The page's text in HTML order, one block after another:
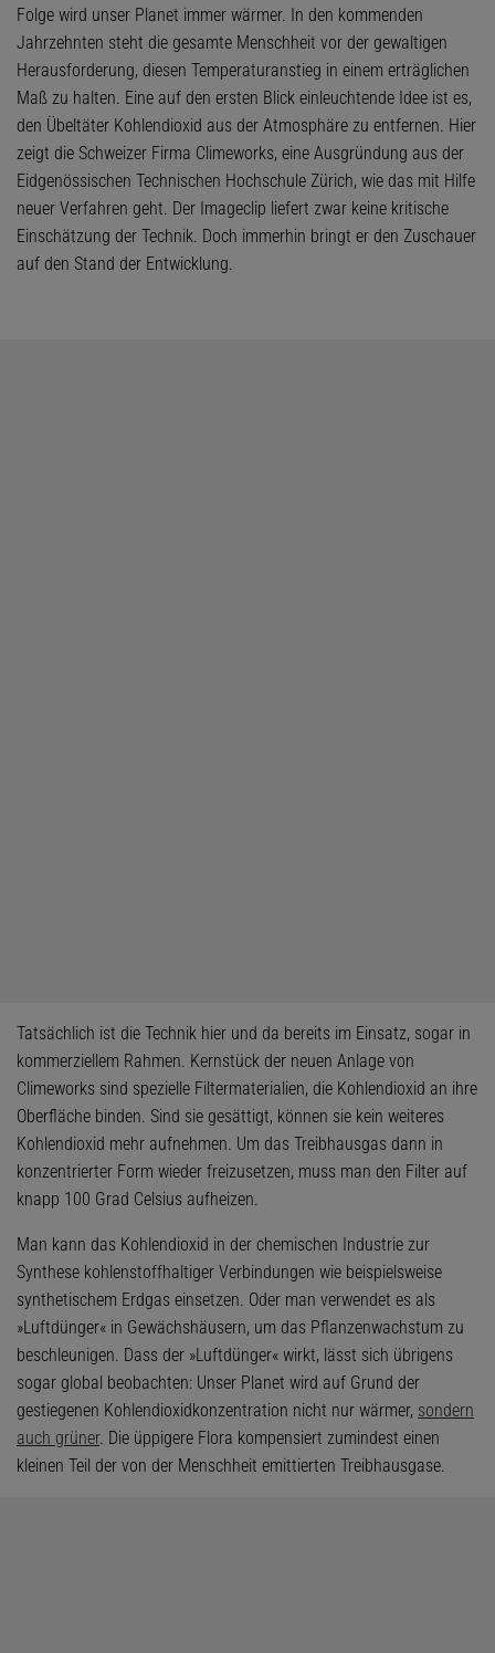
Folge wird unser Planet immer wärmer. In den kommenden
Jahrzehnten steht die gesamte Menschheit vor der gewaltigen
Herausforderung, diesen Temperaturanstieg in einem erträglichen
Maß zu halten. Eine auf den ersten Blick einleuchtende Idee ist es,
den Übeltäter Kohlendioxid aus der Atmosphäre zu entfernen. Hier
zeigt die Schweizer Firma Climeworks, eine Ausgründung aus der
Eidgenössischen Technischen Hochschule Zürich, wie das mit Hilfe
neuer Verfahren geht. Der Imageclip liefert zwar keine kritische
Einschätzung der Technik. Doch immerhin bringt er den Zuschauer
auf den Stand der Entwicklung.
Tatsächlich ist die Technik hier und da bereits im Einsatz, sogar in
kommerziellem Rahmen. Kernstück der neuen Anlage von
Climeworks sind spezielle Filtermaterialien, die Kohlendioxid an ihre
Oberfläche binden. Sind sie gesättigt, können sie kein weiteres
Kohlendioxid mehr aufnehmen. Um das Treibhausgas dann in
konzentrierter Form wieder freizusetzen, muss man den Filter auf
knapp 100 Grad Celsius aufheizen.
Man kann das Kohlendioxid in der chemischen Industrie zur
Synthese kohlenstoffhaltiger Verbindungen wie beispielsweise
synthetischem Erdgas einsetzen. Oder man verwendet es als
»Luftdünger« in Gewächshäusern, um das Pflanzenwachstum zu
beschleunigen. Dass der »Luftdünger« wirkt, lässt sich übrigens
sogar global beobachten: Unser Planet wird auf Grund der
gestiegenen Kohlendioxidkonzentration nicht nur wärmer, sondern
auch grüner. Die üppigere Flora kompensiert zumindest einen
kleinen Teil der von der Menschheit emittierten Treibhausgase.